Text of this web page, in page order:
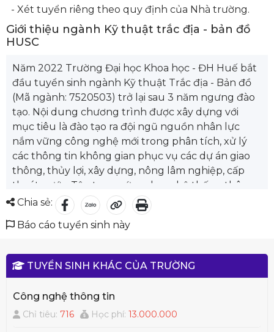
- Xét tuyển riêng theo quy định của Nhà trường.
Giới thiệu ngành Kỹ thuật trắc địa - bản đồ
HUSC
Năm 2022 Trường Đại học Khoa học - ĐH Huế bắt
đầu tuyển sinh ngành Kỹ thuật Trắc địa - Bản đồ
(Mã ngành: 7520503) trở lại sau 3 năm ngưng đào
tạo. Nội dung chương trình được xây dựng với
mục tiêu là đào tạo ra đội ngũ nguồn nhân lực
nắm vững công nghệ mới trong phân tích, xử lý
các thông tin không gian phục vụ các dự án giao
thông, thủy lợi, xây dựng, nông lâm nghiệp, cấp
thoát nước. Tập trung ứng dụng hệ thống thông
tin địa lý và viễn thám để giải quyết các bài toán
phục vụ lĩnh vực như địa chính, quy hoạch thành,
quản lý đô thị, quản lý và quy hoạch sử dụng đất,
bất động sản.
Sau khi ra trường các tân kỹ sư ngành Kỹ thuật
doanh nghiệp như: Cục đo đạc và bản đồ Việt
Nam - Bộ Tài nguyên và Môi trường, Nhà xuất bản
Chia sẻ:
Báo cáo tuyển sinh này
TUYỂN SINH KHÁC CỦA TRƯỜNG
Công nghệ thông tin
Chỉ tiêu: 716 Học phí:13.000.000